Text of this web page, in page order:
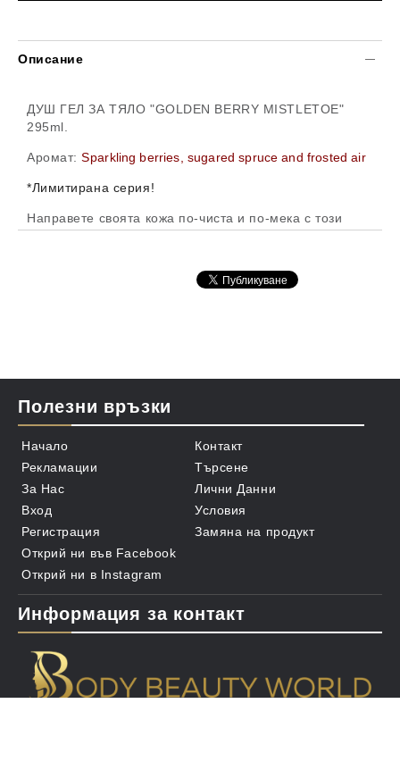
Описание
ДУШ ГЕЛ ЗА ТЯЛО "GOLDEN BERRY MISTLETOE"
295ml.
Аромат:Sparkling berries, sugared spruce and frosted air
*Лимитирана серия!
Направете своята кожа по-чиста и по-мека с този
Богат на витамин Е, алое вера и масла от Шеа
Полезни връзки
Начало
Рекламации
За Нас
Вход
Регистрация
Контакт
Търсене
Лични Данни
Условия
Замяна на продукт
Открий ни във Facebook
Открий ни в Instagram
Информация за контакт